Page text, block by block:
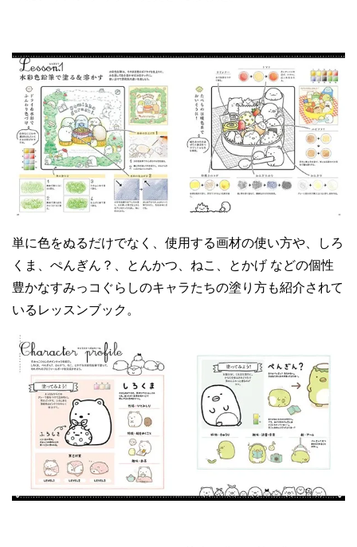
単に色をぬるだけでなく、使用する画材の使い方や、しろ
くま、ぺんぎん？、とんかつ、ねこ、とかげ などの個性
豊かなすみっコぐらしのキャラたちの塗り方も紹介されて
いるレッスンブック。